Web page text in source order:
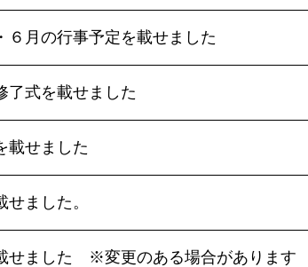
６月の行事予定を載せました
了式を載せました
載せました
ました。
せました ※変更のある場合があります